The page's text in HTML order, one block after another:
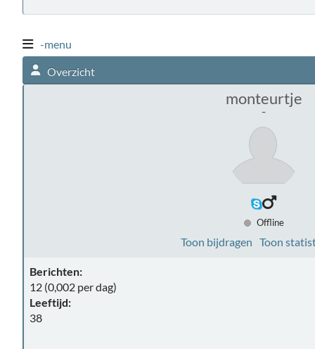
-menu
Overzicht
monteurtje
-
Offline
Toon bijdragen Toon
Berichten:
12 (0,002 per dag)
Leeftijd:
38